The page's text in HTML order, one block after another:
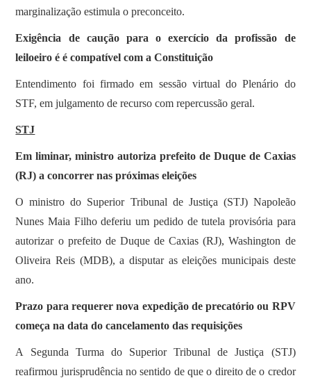
marginalização estimula o preconceito.
Exigência de caução para o exercício da profissão de
leiloeiro é é compatível com a Constituição
Entendimento foi firmado em sessão virtual do Plenário do
STF, em julgamento de recurso com repercussão geral.
STJ
Em liminar, ministro autoriza prefeito de Duque de Caxias
(RJ) a concorrer nas próximas eleições
​​O ministro do Superior Tribunal de Justiça (STJ) Napoleão
Nunes Maia Filho deferiu um pedido de tutela provisória para
autorizar o prefeito de Duque de Caxias (RJ), Washington de
Oliveira Reis (MDB), a disputar as eleições municipais deste
ano.
Prazo para requerer nova expedição de precatório ou RPV
começa na data do cancelamento das requisições
​​​​​A Segunda Turma do Superior Tribunal de Justiça (STJ)
reafirmou jurisprudência no sentido de que o direito de o credor